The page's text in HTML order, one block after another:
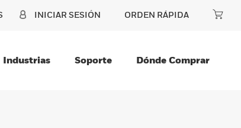
INICIAR SESIÓN ORDEN RÁPIDA
Industrias Soporte Dónde Comprar